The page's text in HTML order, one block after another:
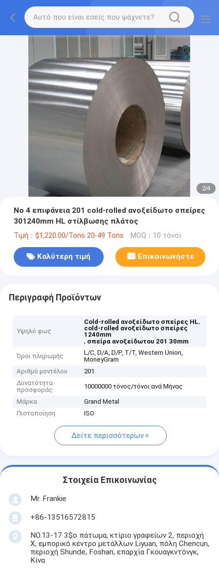
2/4
Νο 4 επιφάνεια 201 cold-rolled ανοξείδωτο σπείρες
301240mm HL στίλβωσης πλάτος
Τιμή：$1,220.00/Tons 20-49 Tons MOQ：10 τόνοι
Καλύτερη τιμή Επικοινωνήστε
Περιγραφή Προϊόντων
Υψηλό φως
Cold-rolled ανοξείδωτο σπείρες HL,
cold-rolled ανοξείδωτο σπείρες
1240mm
, σπείρα ανοξείδωτου 201 30mm
Όροι πληρωμής
L/C, D/A, D/P, T/T, Western Union,
MoneyGram
Αριθμό μοντέλου
201
Δυνατότητα
προσφοράς
10000000 τόνος/τόνοι ανά Μήνας
Μάρκα
Grand Metal
Πιστοποίηση
ISO
Δείτε περισσότερων
Στοιχεία Επικοινωνίας
Mr. Frankie
+86-13516572815
NO.13-17 3$ο πάτωμα, κτίριο γραφείων 2, περιοχή
Χ, εμπορικό κέντρο μετάλλων Liyuan, πόλη Chencun,
περιοχή Shunde, Foshan, επαρχία Γκουαγκντόνγκ,
Κίνα